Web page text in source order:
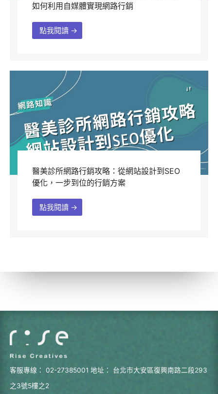
如何利用自媒體實現網路行銷
點我閱讀 →
醫美診所網路行銷攻略：從網站設計到SEO
優化，一步到位的行銷方案
點我閱讀 →
客服專線： 02-27385001 地址： 台北市大安區復興南路二段293
之3號5樓之2